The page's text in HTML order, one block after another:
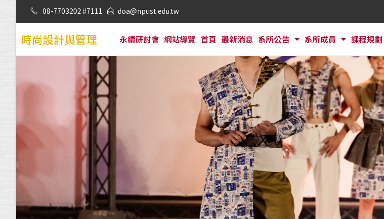
08-7703202 #7111 doa@npust.edu.tw
時尚設計與管理 永續研討會 網站導覽 首頁 最新消息 系所公告 系所成員 課程規劃